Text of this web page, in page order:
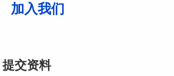
加入我们
提交资料